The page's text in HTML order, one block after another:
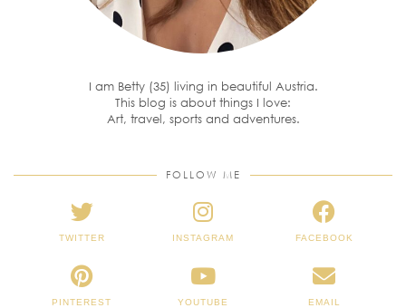
I am Betty (35) living in beautiful Austria.
This blog is about things I love:
Art, travel, sports and adventures.
FOLLOW ME
TWITTER INSTAGRAM FACEBOOK
PINTEREST YOUTUBE EMAIL